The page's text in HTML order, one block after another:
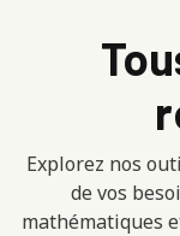
Explorez nos
de vos
mathématiques